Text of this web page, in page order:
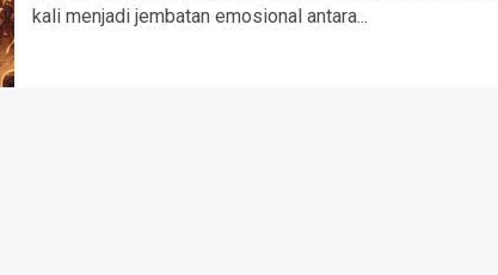
kali menjadi jembatan emosional antara...